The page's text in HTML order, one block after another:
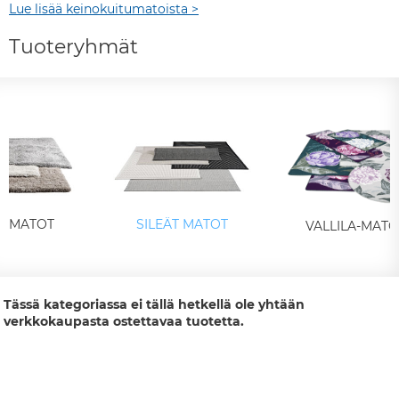
Lue lisää keinokuitumatoista >
Tuoteryhmät
SILEÄT MATOT VALLILA-
Tässä kategoriassa ei tällä hetkellä ole yhtään
verkkokaupasta ostettavaa tuotetta.